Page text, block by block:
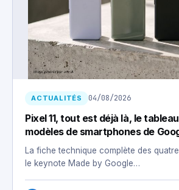
ACTUALITÉS 04/08/2026
Pixel 11, tout est déjà là, le
modèles de smartphones de
La fiche technique complète des
le keynote Made by Google…